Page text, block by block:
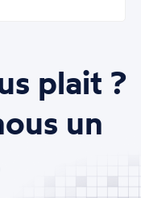
plait ?
un